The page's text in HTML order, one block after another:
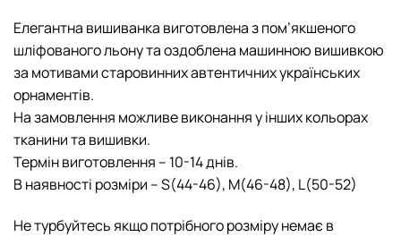
Елегантна вишиванка виготовлена з пом’якшеного
шліфованого льону та оздоблена машинною вишивкою
за мотивами старовинних автентичних українських
орнаментів.
На замовлення можливе виконання у інших кольорах
тканини та вишивки.
Термін виготовлення – 10-14 днів.
В наявності розміри – S(44-46), M(46-48), L(50-52)
Не турбуйтесь якщо потрібного розміру немає в